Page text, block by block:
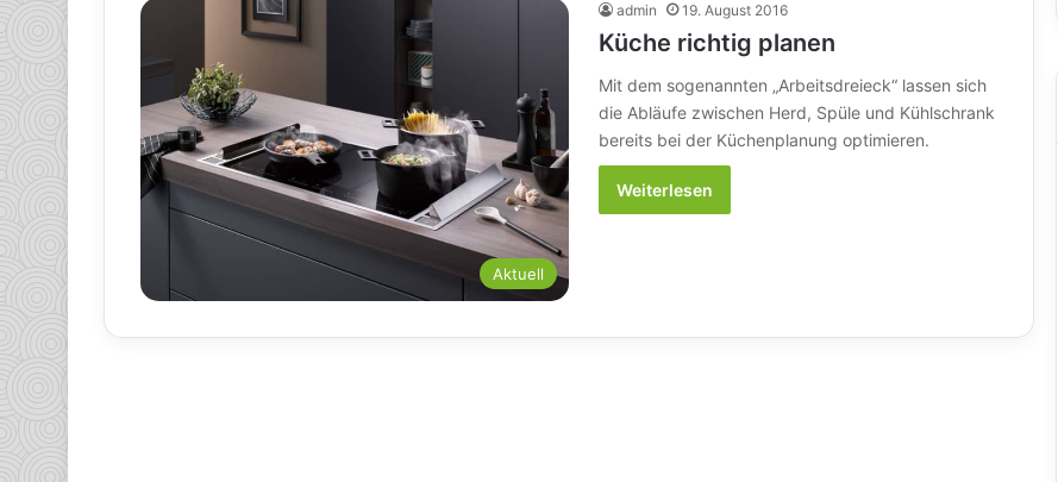
Aktuell
admin 19. August 2016
Küche richtig planen
Mit dem sogenannten „Arbeitsdreieck“ lassen sich
die Abläufe zwischen Herd, Spüle und Kühlschrank
bereits bei der Küchenplanung optimieren.
Weiterlesen